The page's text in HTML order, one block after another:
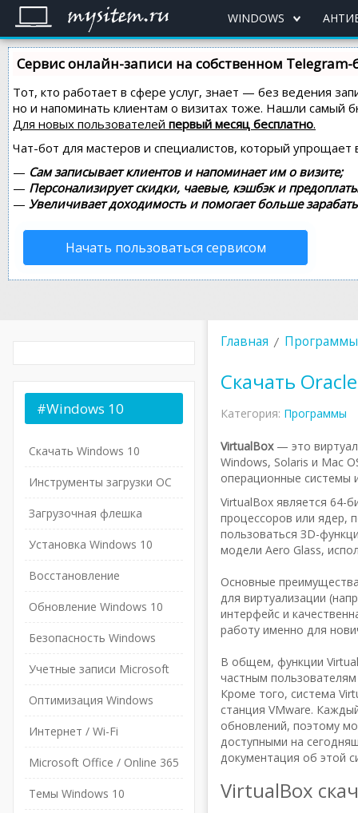
WINDOWS
Сервис онлайн-записи на собственном Telegram-
Тот, кто работает в сфере услуг, знает — без ведения
но и напоминать клиентам о визитах тоже. Нашли самый
Для новых пользователей первый месяц бесплатно.
Чат-бот для мастеров и специалистов, который упрощает
— Сам записывает клиентов и напоминает им о визите;
— Персонализирует скидки, чаевые, кэшбэк и
— Увеличивает доходимость и помогает больше
Начать пользоваться сервисом
Главная Программы
Скачать
Категория: Программы
VirtualBox— это
Windows, Solaris и Mac
операционные системы
VirtualBox является 64-
процессоров или ядер,
пользоваться ЗD-
модели Aero Glass,
Основные
для виртуализации
интерфейс и
работу именно для
В общем, функции
частным
Кроме того, система
станция VMware.
обновлений, поэтому
доступными на
документация об этой
VirtualBox
#Windows 10
Скачать Windows 10
Инструменты загрузки ОС
Загрузочная флешка
Установка Windows 10
Восстановление
Обновление Windows 10
Безопасность Windows
Учетные записи Microsoft
Оптимизация Windows
Интернет / Wi-Fi
Microsoft Office / Online 365
Темы Windows 10